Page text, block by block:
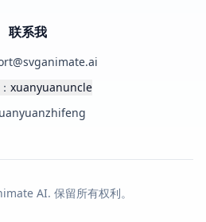
联系我
xuanyuanuncle
AI. 保留所有权利。